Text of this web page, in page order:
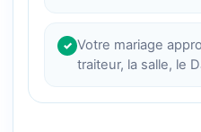
✓ Votre mariage
traiteur, la salle, le